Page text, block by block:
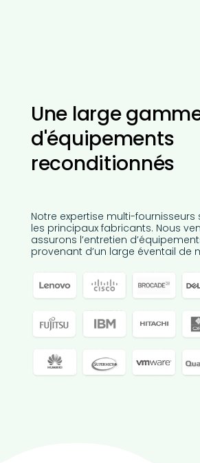
Une large
d'équipements
reconditionnés
Notre expertise multi-fournisseurs
les principaux fabricants. Nous
assurons l’entretien
provenant d’un large éventail de